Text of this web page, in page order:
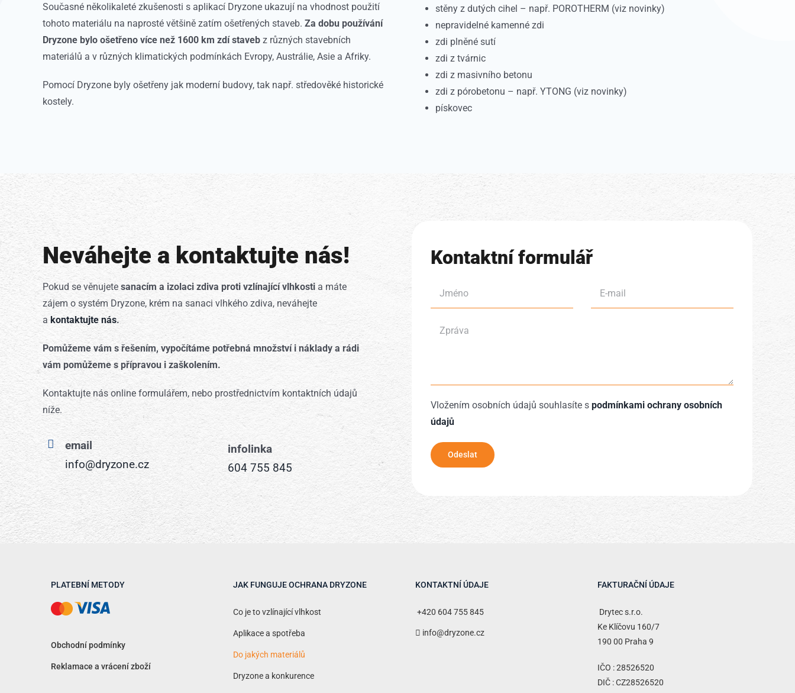
Současné několikaleté zkušenosti s aplikací Dryzone ukazují na vhodnost použití
tohoto materiálu na naprosté většině zatím ošetřených staveb. Za dobu používání
Dryzone bylo ošetřeno více než 1600 km zdí stavebz různých stavebních
materiálů a v různých klimatických podmínkách Evropy, Austrálie, Asie a Afriky.
Pomocí Dryzone byly ošetřeny jak moderní budovy, tak např. středověké historické
kostely.
stěny z dutých cihel – např. POROTHERM (viz novinky)
nepravidelné kamenné zdi
zdi plněné sutí
zdi z tvárnic
zdi z masivního betonu
zdi z pórobetonu – např. YTONG (viz novinky)
pískovec
Neváhejte a kontaktujte nás!
Pokud se věnujetesanacím a izolaci zdiva proti vzlínající vlhkostia máte
zájem o systém Dryzone, krém na sanaci vlhkého zdiva, neváhejte
a kontaktujte nás.
Pomůžeme vám s řešením, vypočítáme potřebná množství i náklady a rádi
vám pomůžeme s přípravou i zaškolením.
Kontaktujte nás online formulářem, nebo prostřednictvím kontaktních údajů
níže.
email
info@dryzone.cz
infolinka
604 755 845
Kontaktní formulář
Vložením osobních údajů souhlasíte s podmínkami ochrany osobních
údajů
PLATEBNÍ METODY
Obchodní podmínky
Reklamace a vrácení zboží
JAK FUNGUJE OCHRANA DRYZONE
Co je to vzlínající vlhkost
Aplikace a spotřeba
Do jakých materiálů
Dryzone a konkurence
KONTAKTNÍ ÚDAJE
+420 604 755 845
info@dryzone.cz
FAKTURAČNÍ ÚDAJE
Drytec s.r.o.
Ke Klíčovu 160/7
190 00 Praha 9
IČO : 28526520
DIČ : CZ28526520